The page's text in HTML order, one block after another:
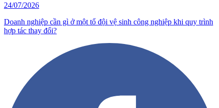
24/07/2026
Doanh nghiệp cần gì ở một tổ đội vệ sinh công nghiệp khi quy trình
hợp tác thay đổi?